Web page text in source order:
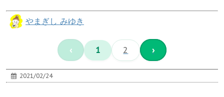
やまぎし みゆき
‹ 1 2 ›
2021/02/24